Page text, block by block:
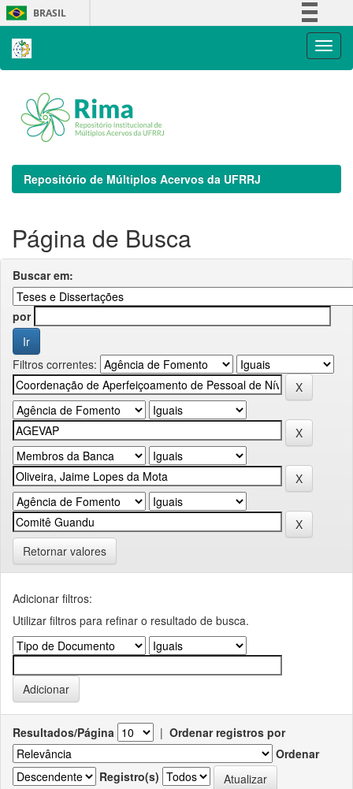
Skip
navigation
BRASIL
Repositório de Múltiplos Acervos da UFRRJ
Página de Busca
Buscar em:
por
Filtros correntes:
Retornar valores
Adicionar filtros:
Utilizar filtros para refinar o resultado de busca.
Resultados/Página | Ordenar registros por
Ordenar
Registro(s)